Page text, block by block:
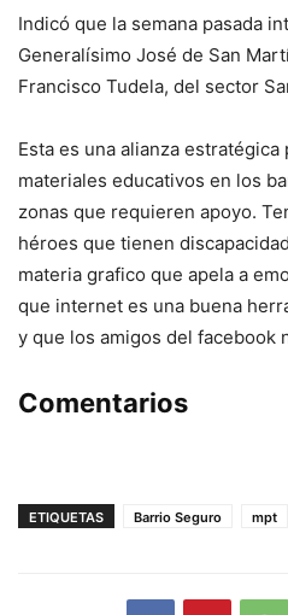
Indicó que la semana pasada
Generalísimo José de San
Francisco Tudela, del sector
Esta es una alianza
materiales educativos en los
zonas que requieren apoyo.
héroes que tienen
materia grafico que apela a
que internet es una buena
y que los amigos del facebook
Comentarios
ETIQUETAS Barrio Seguro mpt